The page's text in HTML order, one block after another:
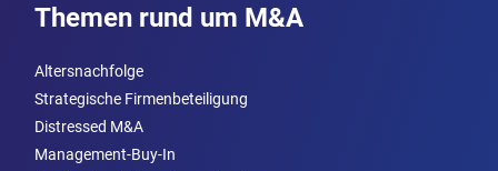
Themen rund um M&A
Altersnachfolge
Strategische Firmenbeteiligung
Distressed M&A
Management-Buy-In